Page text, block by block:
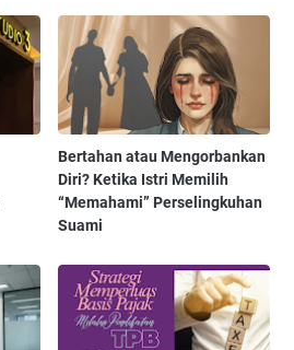
Bertahan atau Mengorbankan
Diri? Ketika Istri Memilih
“Memahami” Perselingkuhan
Suami